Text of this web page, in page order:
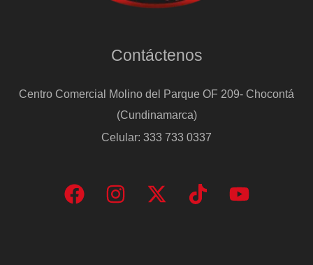
Contáctenos
Centro Comercial Molino del Parque OF 209- Chocontá
(Cundinamarca)
Celular: 333 733 0337